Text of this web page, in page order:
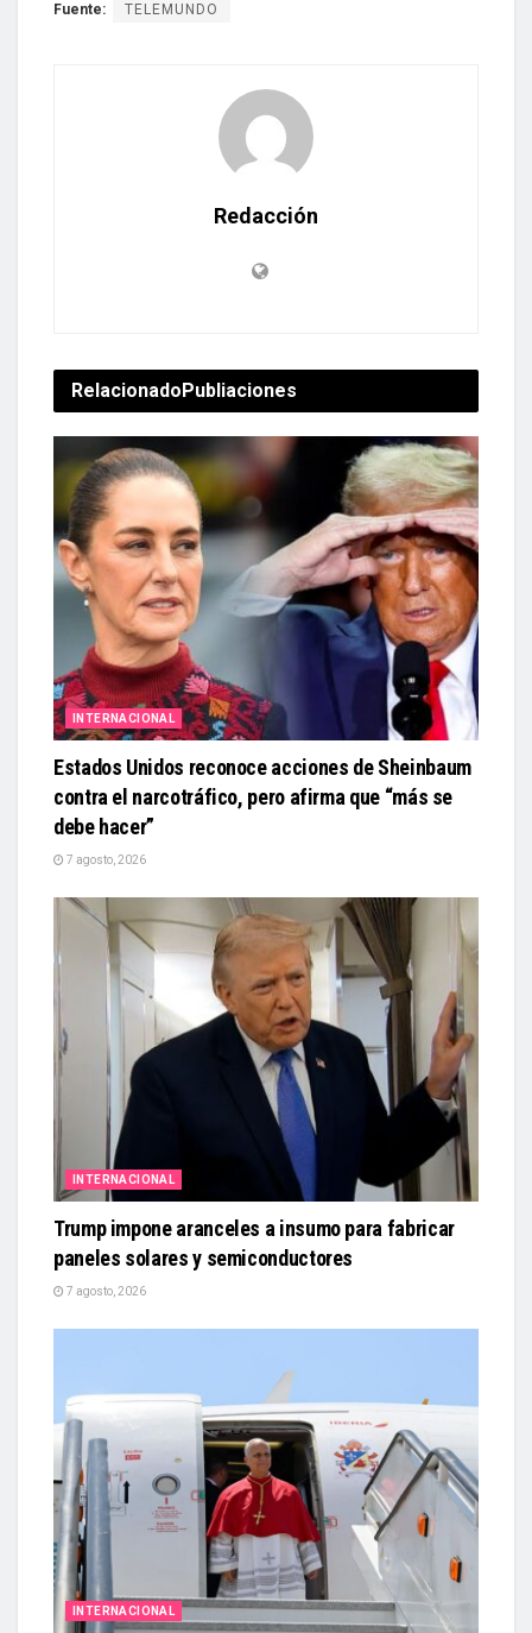
Fuente: TELEMUNDO
Redacción
Relacionado Publiaciones
INTERNACIONAL
Estados Unidos reconoce acciones de Sheinbaum
contra el narcotráfico, pero afirma que “más se
debe hacer”
7 agosto, 2026
INTERNACIONAL
Trump impone aranceles a insumo para fabricar
paneles solares y semiconductores
7 agosto, 2026
INTERNACIONAL